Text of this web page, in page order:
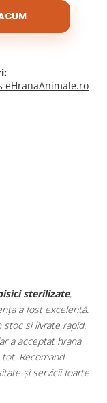
eHranaAnimale.ro
găsesc
veterinară:
îngrijire. Este foarte
pentru animalul
iar produsele au
organizat și foarte
animale.